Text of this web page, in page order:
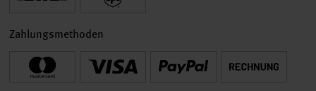
Zahlungsmethoden